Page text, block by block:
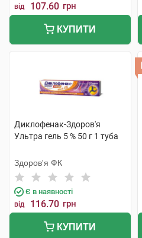
від 107.60 грн
КУПИТИ
Диклофенак-Здоров'я
Ультра гель 5 % 50 г 1 туба
Здоров'я ФК
Є в наявності
від 116.70 грн
КУПИТИ